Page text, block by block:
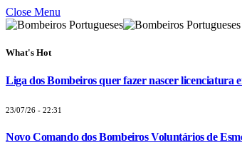
Close Menu
What's Hot
Liga dos Bombeiros quer fazer nascer licenciatura
23/07/26 - 22:31
Novo Comando dos Bombeiros Voluntários de